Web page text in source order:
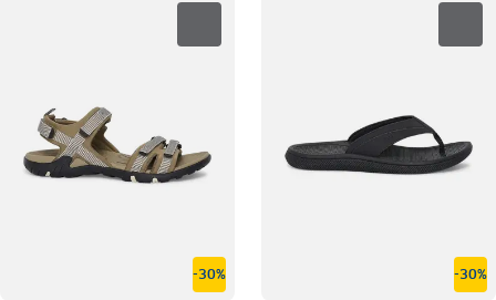
-30% -30%